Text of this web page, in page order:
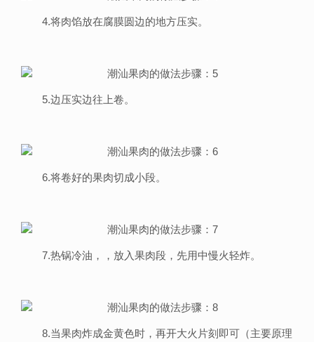
4.将肉馅放在腐膜圆边的地方压实。
5.边压实边往上卷。
6.将卷好的果肉切成小段。
7.热锅冷油，，放入果肉段，先用中慢火轻炸。
8.当果肉炸成金黄色时，再开大火片刻即可（主要原理